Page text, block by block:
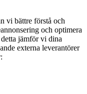
vi bättre förstå och
och optimera
jämför vi dina
externa leverantörer